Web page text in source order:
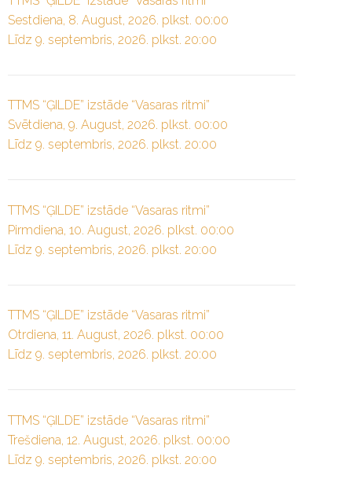
Sestdiena, 8. August, 2026. plkst. 00:00
Līdz 9. septembris, 2026. plkst. 20:00
TTMS “ĢILDE” izstāde “Vasaras ritmi”
Svētdiena, 9. August, 2026. plkst. 00:00
Līdz 9. septembris, 2026. plkst. 20:00
TTMS “ĢILDE” izstāde “Vasaras ritmi”
Pirmdiena, 10. August, 2026. plkst. 00:00
Līdz 9. septembris, 2026. plkst. 20:00
TTMS “ĢILDE” izstāde “Vasaras ritmi”
Otrdiena, 11. August, 2026. plkst. 00:00
Līdz 9. septembris, 2026. plkst. 20:00
TTMS “ĢILDE” izstāde “Vasaras ritmi”
Trešdiena, 12. August, 2026. plkst. 00:00
Līdz 9. septembris, 2026. plkst. 20:00